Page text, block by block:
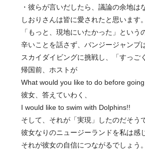
・彼らが言いだしたら、議論の余地は
しおりさんは皆に愛されたと思います。
「もっと、現地にいたかった」という
辛いことを話さず、バンジージャンプ
スカイダイビングに挑戦し、「すっご
帰国前、ホストが
What would you like to do before
彼女、答えていわく、
I would like to swim with Dolphins!!
そして、それが「実現」したのだそう
彼女なりのニュージーランドを私は感
それが彼女の自信につながるでしょう。